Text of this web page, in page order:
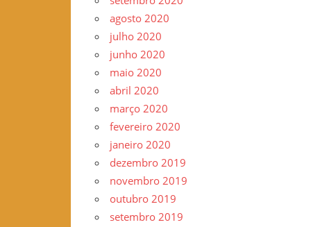
agosto 2020
julho 2020
junho 2020
maio 2020
abril 2020
março 2020
fevereiro 2020
janeiro 2020
dezembro 2019
novembro 2019
outubro 2019
setembro 2019